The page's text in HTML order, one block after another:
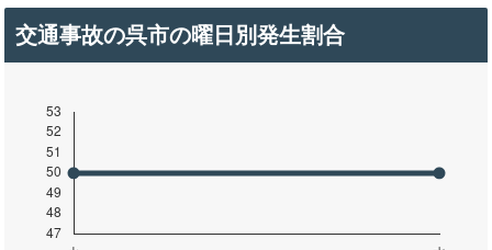
交通事故の呉市の曜日別発生割合